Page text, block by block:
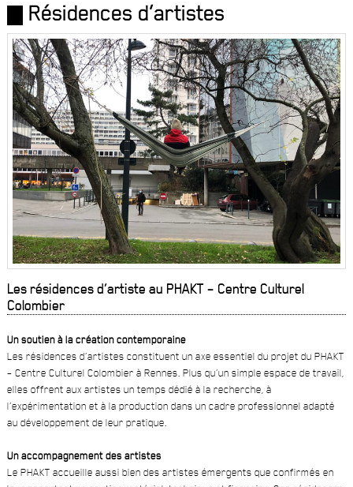
Résidences d’artistes
Les résidences d’artiste au PHAKT – Centre Culturel
Colombier
Un soutien à la création contemporaine
Les résidences d’artistes constituent un axe essentiel du projet du PHAKT
– Centre Culturel Colombier à Rennes. Plus qu’un simple espace de travail,
elles offrent aux artistes un temps dédié à la recherche, à
l’expérimentation et à la production dans un cadre professionnel adapté
au développement de leur pratique.
Un accompagnement des artistes
Le PHAKT accueille aussi bien des artistes émergents que confirmés en